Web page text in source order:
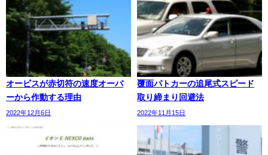
オービスが赤切符の速度オーバ
ーから作動する理由
2022年12月6日
覆面パトカーの追尾式スピード
取り締まり回避法
2022年11月15日